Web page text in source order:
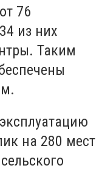
76
из них
Таким
на 280 мест